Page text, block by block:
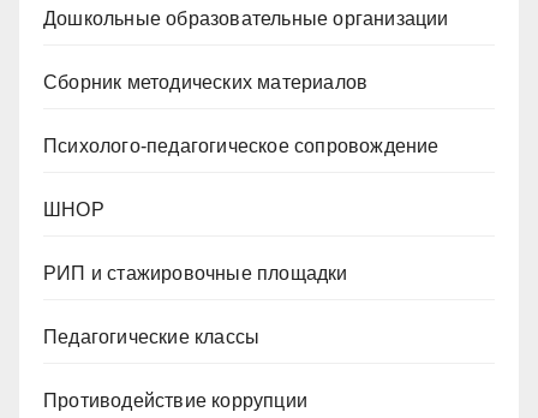
Дошкольные образовательные организации
Сборник методических материалов
Психолого-педагогическое сопровождение
ШНОР
РИП и стажировочные площадки
Педагогические классы
Противодействие коррупции